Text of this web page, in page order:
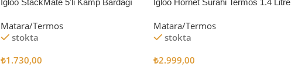
Igloo StackMate 5’li Kamp Bardağı
Matara/Termos
stokta
₺1.730,00
Igloo Hornet Sürahi Termos 1.4 Litre
Matara/Termos
stokta
₺2.999,00